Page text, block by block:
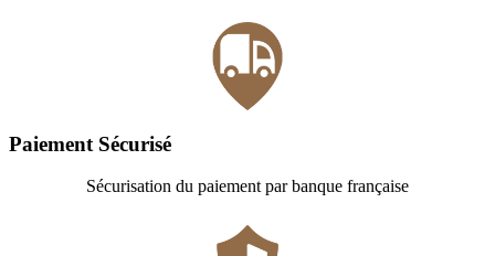
Paiement Sécurisé
Sécurisation du paiement par banque française